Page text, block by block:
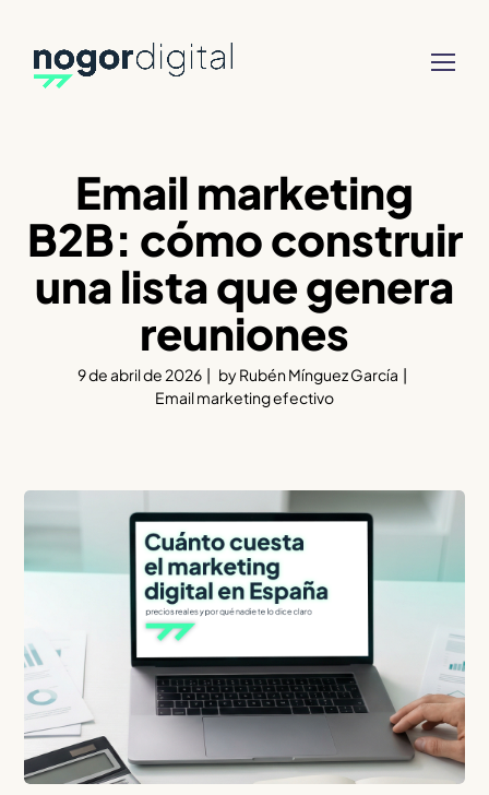
Email marketing
B2B: cómo construir
una lista que genera
reuniones
9 de abril de 2026 byRubén Mínguez García
Email marketing efectivo